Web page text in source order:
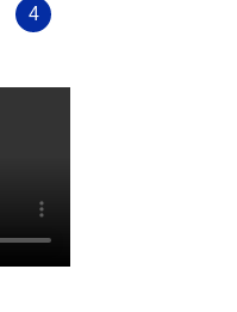
4